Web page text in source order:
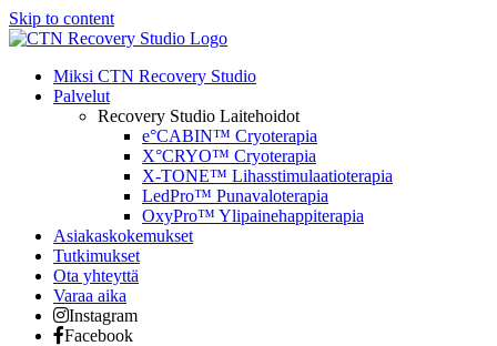
Skip to content
Miksi CTN Recovery Studio
Palvelut
Recovery Studio Laitehoidot
e°CABIN™ Cryoterapia
X°CRYO™ Cryoterapia
X-TONE™ Lihasstimulaatioterapia
LedPro™ Punavaloterapia
OxyPro™ Ylipainehappiterapia
Asiakaskokemukset
Tutkimukset
Ota yhteyttä
Varaa aika
Instagram
Facebook